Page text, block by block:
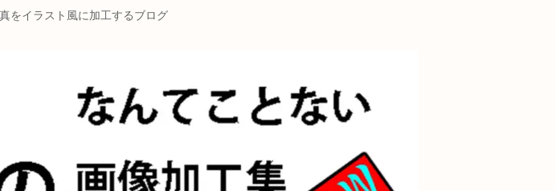
をイラスト風に加工するブログ